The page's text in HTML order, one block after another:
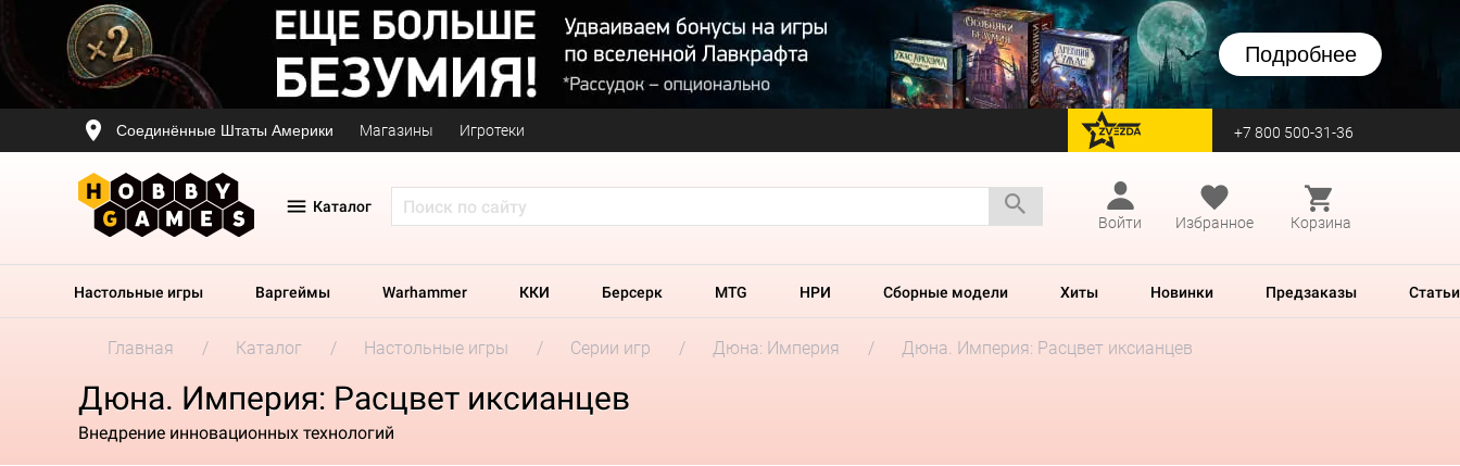
Подробнее
Соединённые Штаты Америки Магазины Игротеки перейти на Zvezda +7 800 500-31-36
Каталог
Войти
Избранное Корзина
Настольные игры Варгеймы Warhammer ККИ Берсерк MTG НРИ Сборные модели Хиты Новинки Предзаказы Статьи
Главная Каталог Настольные игры Серии игр Дюна: Империя Дюна. Империя: Расцвет иксианцев
Дюна. Империя: Расцвет иксианцев
Внедрение инновационных технологий